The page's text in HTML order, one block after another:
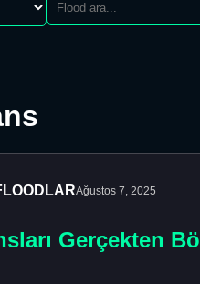
Ağustos 7, 2025
Gerçekten